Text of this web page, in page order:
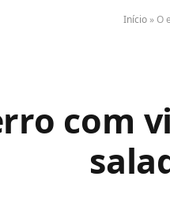
Início »O
com